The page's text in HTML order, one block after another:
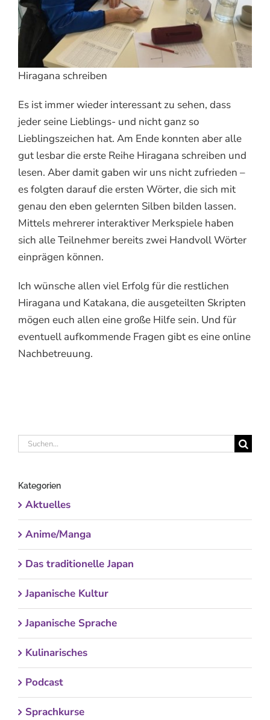
Hiragana schreiben
Es ist immer wieder interessant zu sehen, dass
jeder seine Lieblings- und nicht ganz so
Lieblingszeichen hat. Am Ende konnten aber alle
gut lesbar die erste Reihe Hiragana schreiben und
lesen. Aber damit gaben wir uns nicht zufrieden –
es folgten darauf die ersten Wörter, die sich mit
genau den eben gelernten Silben bilden lassen.
Mittels mehrerer interaktiver Merkspiele haben
sich alle Teilnehmer bereits zwei Handvoll Wörter
einprägen können.
Ich wünsche allen viel Erfolg für die restlichen
Hiragana und Katakana, die ausgeteilten Skripten
mögen euch allen eine große Hilfe sein. Und für
eventuell aufkommende Fragen gibt es eine online
Nachbetreuung.
Suche
Kategorien
Aktuelles
Anime/Manga
Das traditionelle Japan
Japanische Kultur
Japanische Sprache
Kulinarisches
Podcast
Sprachkurse